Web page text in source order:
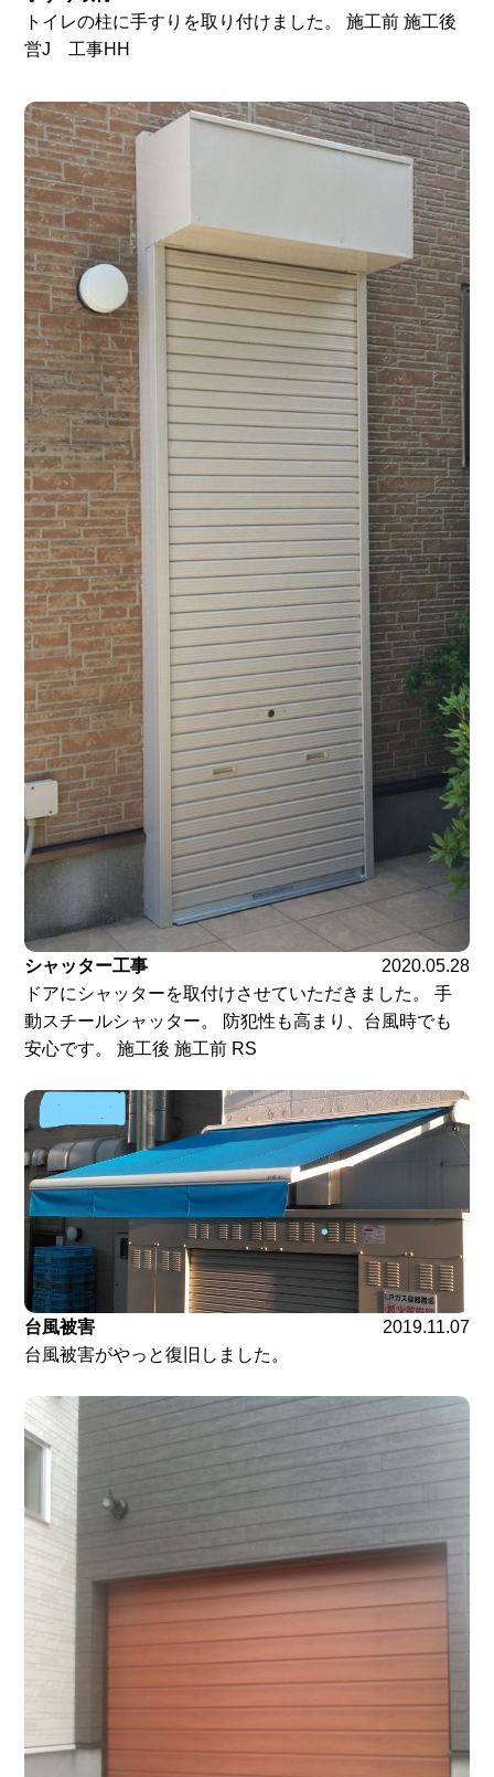
トイレの柱に手すりを取り付けました。 施工前 施工後
営J 工事HH
シャッター工事
2020.05.28
ドアにシャッターを取付けさせていただきました。 手
動スチールシャッター。 防犯性も高まり、台風時でも
安心です。 施工後 施工前 RS
台風被害
2019.11.07
台風被害がやっと復旧しました。